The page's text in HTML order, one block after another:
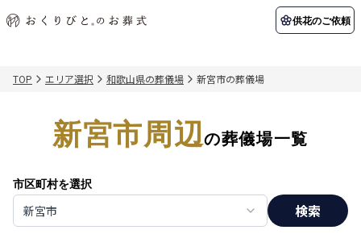
供花のご依頼
初めての方へ 納棺の儀とは？
アフターサポート
関東エリア
千葉県
北海道エリア
お客様の声
供花のご依頼
TOP エリア選択 和歌山県の葬儀場 新宮市の葬儀場
新宮市周辺の葬儀場一覧
市区町村を選択
新宮市 検索